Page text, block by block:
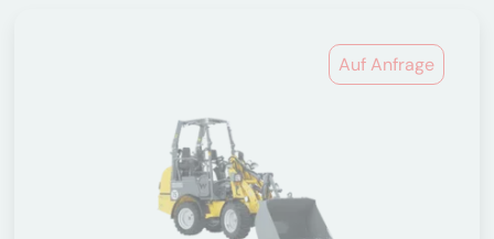
Auf Anfrage